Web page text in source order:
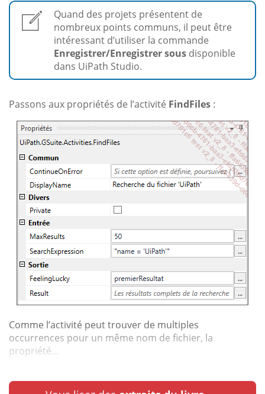
Quand des projets présentent de
nombreux points communs, il peut être
intéressant d’utiliser la commande
Enregistrer/Enregistrer sous disponible
dans UiPath Studio.
Passons aux propriétés de l’activité FindFiles :
Comme l’activité peut trouver de multiples
occurrences pour un même nom de fichier, la
propriété...